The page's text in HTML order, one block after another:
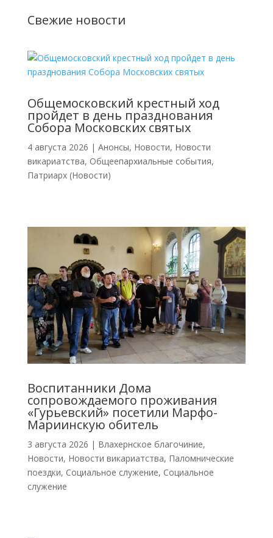
Свежие новости
Общемосковский крестный ход
пройдет в день празднования
Собора Московских святых
4 августа 2026 | Анонсы, Новости, Новости
викариатства, Общеепархиальные события,
Патриарх (Новости)
Воспитанники Дома
сопровождаемого проживания
«Гурьевский» посетили Марфо-
Мариинскую обитель
3 августа 2026 | Влахернское благочиние,
Новости, Новости викариатства, Паломнические
поездки, Социальное служение, Социальное
служение